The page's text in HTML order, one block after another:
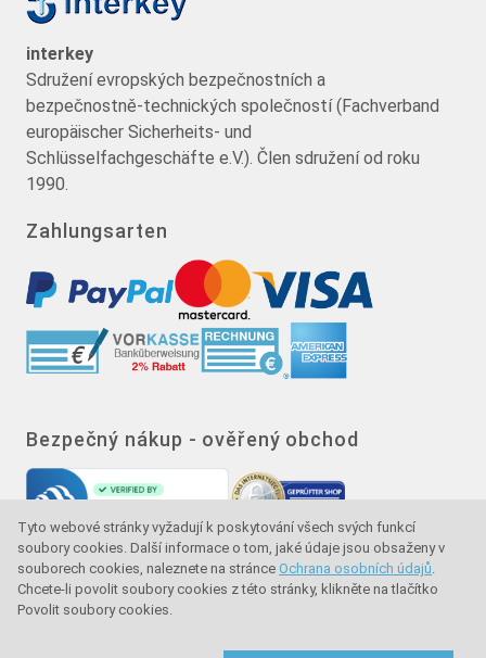
Tyto webové stránky vyžadují k poskytování všech svých funkcí
soubory cookies. Další informace o tom, jaké údaje jsou obsaženy v
souborech cookies, naleznete na stránce Ochrana osobních údajů.
Chcete-li povolit soubory cookies z této stránky, klikněte na tlačítko
Povolit soubory cookies.
interkey
Sdružení evropských bezpečnostních a
bezpečnostně-technických společností (Fachverband
europäischer Sicherheits- und
Schlüsselfachgeschäfte e.V.). Člen sdružení od roku
1990.
Zahlungsarten
Bezpečný nákup - ověřený obchod
Značka kvality - ochrana kupujícího - ochrana